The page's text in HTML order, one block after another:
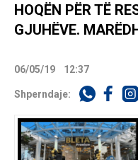
HOQËN PËR TË
GJUHËVE.
06/05/19 12:37
Shperndaje: